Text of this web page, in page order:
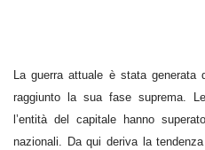
La guerra attuale è stata generata
raggiunto la sua fase suprema.
l’entità del capitale hanno
nazionali. Da qui deriva la